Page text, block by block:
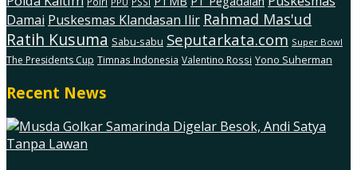
Damai Puskesmas Klandasan Ilir Rahmad Mas'ud
Ratih Kusuma Sabu-sabu Seputarkata.com Super Bowl
The Presidents Cup Timnas Indonesia Valentino Rossi Yono Suherman
Recent News